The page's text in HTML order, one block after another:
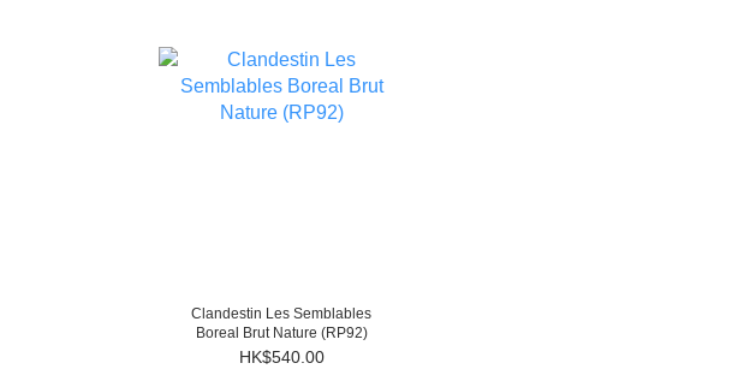
Clandestin Les Semblables
Boreal Brut Nature (RP92)
HK$540.00